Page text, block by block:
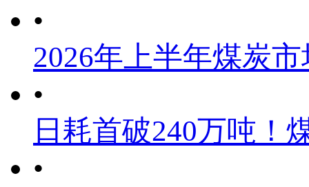
•
2026年上半年煤炭
•
日耗首破240万吨！
•